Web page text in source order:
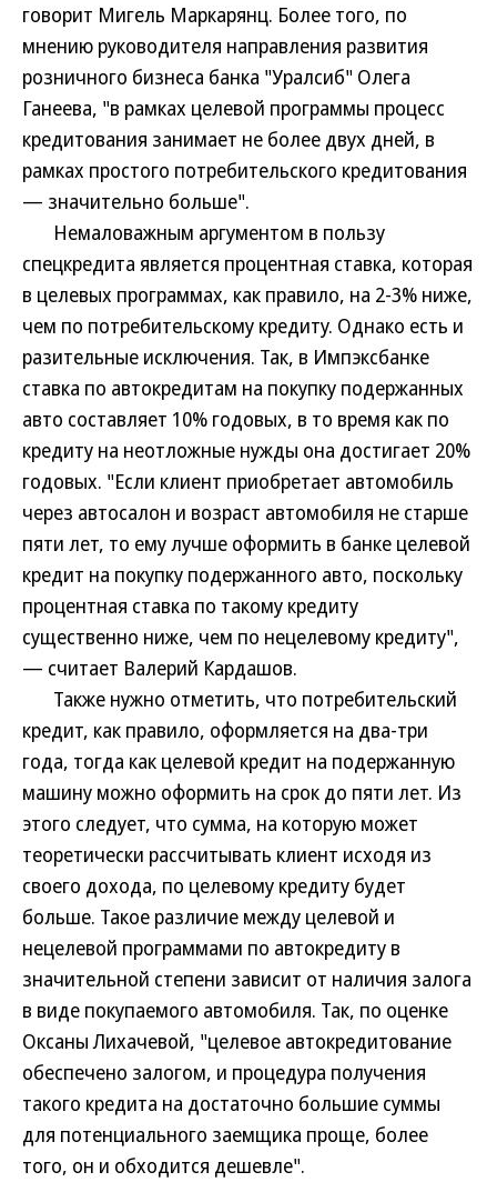
говорит Мигель Маркарянц. Более того, по
мнению руководителя направления развития
розничного бизнеса банка "Уралсиб" Олега
Ганеева, "в рамках целевой программы процесс
кредитования занимает не более двух дней, в
рамках простого потребительского кредитования
— значительно больше".
Немаловажным аргументом в пользу
спецкредита является процентная ставка, которая
в целевых программах, как правило, на 2-3% ниже,
чем по потребительскому кредиту. Однако есть и
разительные исключения. Так, в Импэксбанке
ставка по автокредитам на покупку подержанных
авто составляет 10% годовых, в то время как по
кредиту на неотложные нужды она достигает 20%
годовых. "Если клиент приобретает автомобиль
через автосалон и возраст автомобиля не старше
пяти лет, то ему лучше оформить в банке целевой
кредит на покупку подержанного авто, поскольку
процентная ставка по такому кредиту
существенно ниже, чем по нецелевому кредиту",
— считает Валерий Кардашов.
Также нужно отметить, что потребительский
кредит, как правило, оформляется на два-три
года, тогда как целевой кредит на подержанную
машину можно оформить на срок до пяти лет. Из
этого следует, что сумма, на которую может
теоретически рассчитывать клиент исходя из
своего дохода, по целевому кредиту будет
больше. Такое различие между целевой и
нецелевой программами по автокредиту в
значительной степени зависит от наличия залога
в виде покупаемого автомобиля. Так, по оценке
Оксаны Лихачевой, "целевое автокредитование
обеспечено залогом, и процедура получения
такого кредита на достаточно большие суммы
для потенциального заемщика проще, более
того, он и обходится дешевле".